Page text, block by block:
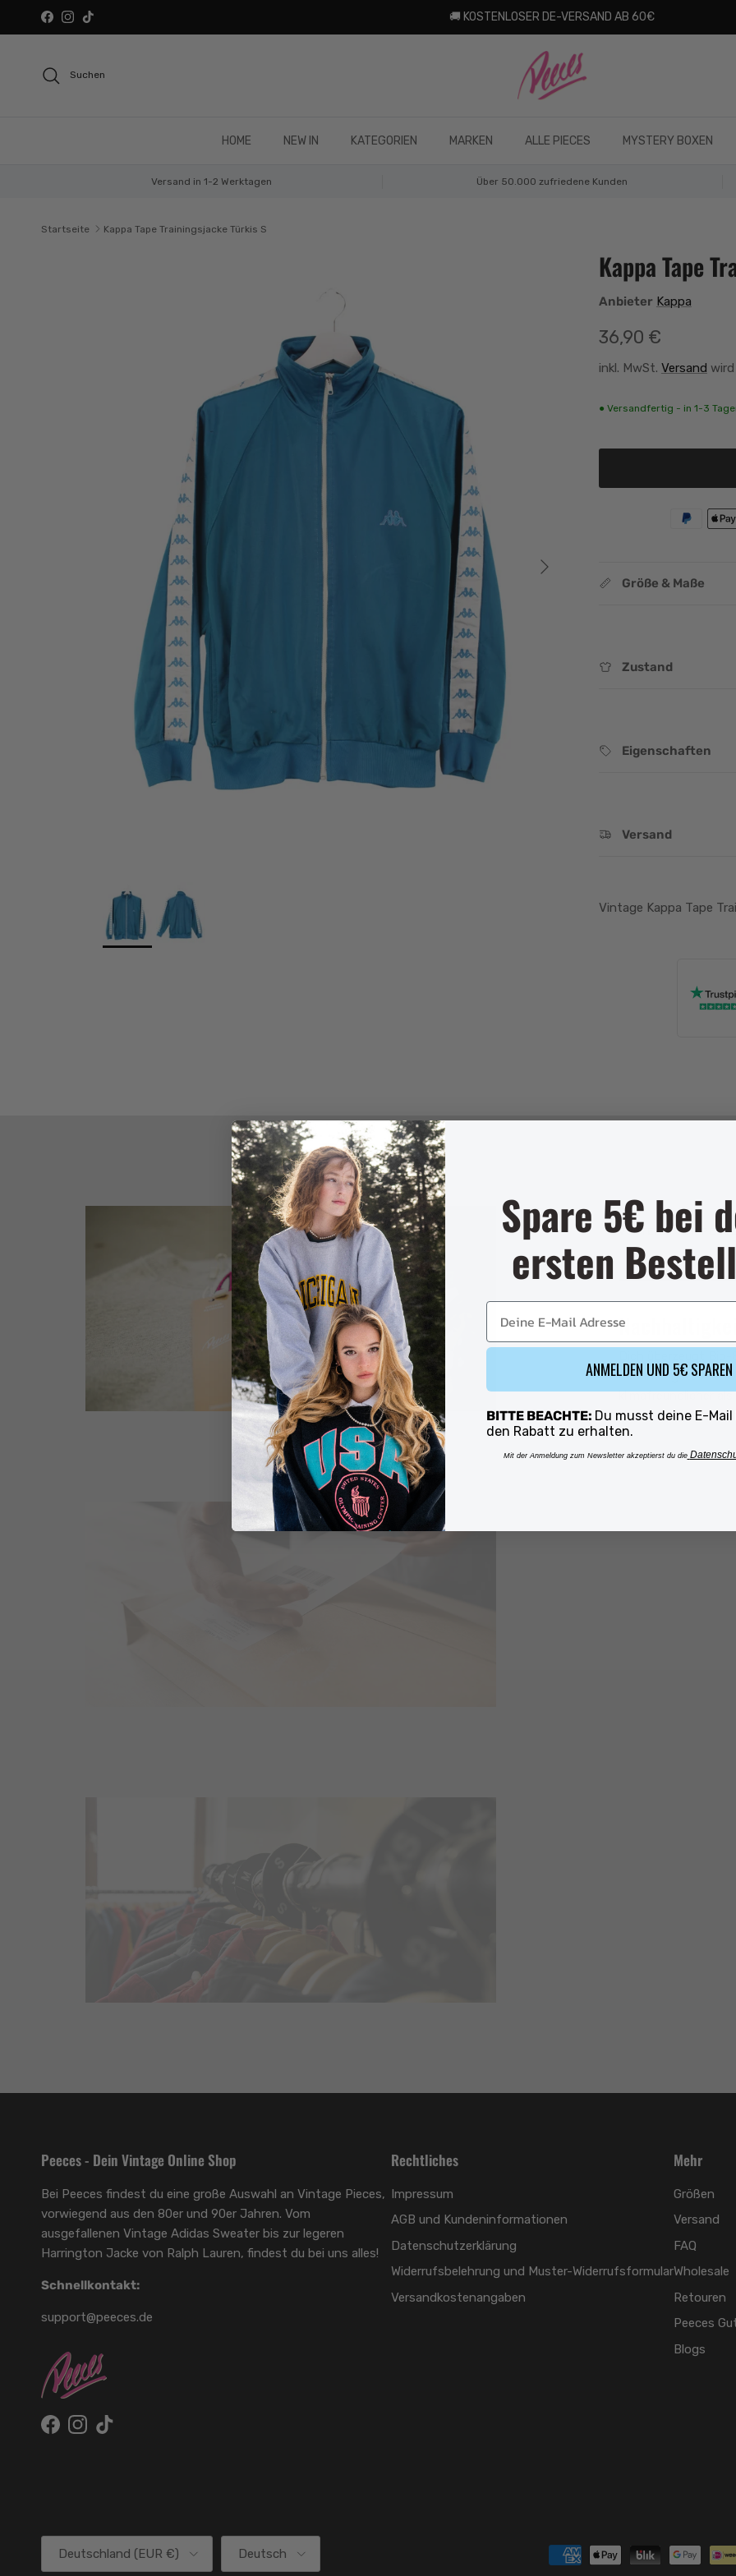
Direkt zum Inhalt
Facebook
Instagram
TikTok 🚚 KOSTENLOSER DE-VERSAND AB 60€
Suchen
HOME NEW IN KATEGORIEN MARKEN ALLE PIECES MYSTERY BOXEN
Versand in 1-2 Werktagen Über 50.000 zufriedene Kunden
Startseite Kappa Tape Trainingsjacke Türkis S
Nächste
Kappa Tape
Anbieter Kappa
Normaler Preis
36,90 €
inkl. MwSt. Versand
● Versandfertig - in 1-3
Größe & Maße
Zustand
Eigenschaften
Versand
Vintage Kappa Tape
VORTEILE VON
The rating of this
Nachhaltigkeit
Dich überzeugt
nachhaltigste Art
klimafreundlicher
bei uns sparst du
Peeces - Dein Vintage Online Shop
Bei Peeces findest du eine große Auswahl an Vintage Pieces,
vorwiegend aus den 80er und 90er Jahren. Vom
ausgefallenen Vintage Adidas Sweater bis zur legeren
Harrington Jacke von Ralph Lauren, findest du bei uns alles!
Schnellkontakt:
support@peeces.de
Facebook
Instagram
TikTok
Rechtliches
Impressum
AGB und Kundeninformationen
Datenschutzerklärung
Widerrufsbelehrung und Muster-Widerrufsformular
Versandkostenangaben
Mehr
Größen
Versand
FAQ
Wholesale
Retouren
Peeces
Blogs
Land/Region
Deutschland (EUR €)
Sprache
Deutsch
Spare 5€ bei
ersten
E-Mail
ANMELDEN UND 5€ SPAREN
BITTE BEACHTE: Du musst deine E-
den Rabatt zu erhalten.
Mit der Anmeldung zum Newsletter akzeptierst du die